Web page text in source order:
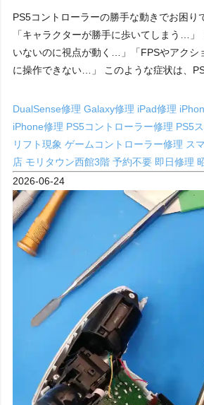
PS5コントローラーの勝手な動きでお困り
「キャラクターが勝手に歩いてしまう…」
いないのに視点が動く…」「FPSやアクシ
に操作できない…」 このような症状は、
DualSense修理Galaxy修理 iPad修理
iPhone修理 PS5コントローラー修理 PS5
リフト現象ゲームコントローラー修理 ス
店 モリタウン西館3階予約不要 即日修理
2026-06-24